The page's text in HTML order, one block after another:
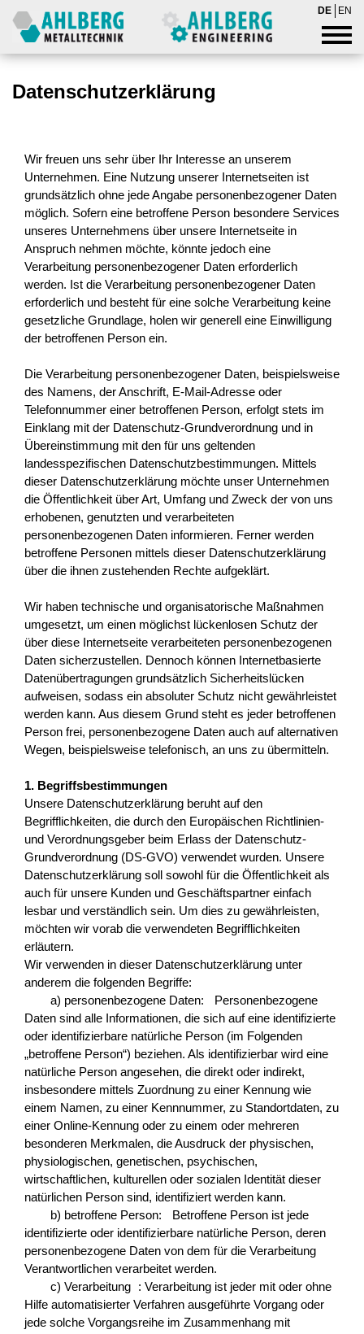
DE EN
Datenschutzerklärung
Wir freuen uns sehr über Ihr Interesse an unserem
Unternehmen. Eine Nutzung unserer Internetseiten ist
grundsätzlich ohne jede Angabe personenbezogener Daten
möglich. Sofern eine betroffene Person besondere Services
unseres Unternehmens über unsere Internetseite in
Anspruch nehmen möchte, könnte jedoch eine
Verarbeitung personenbezogener Daten erforderlich
werden. Ist die Verarbeitung personenbezogener Daten
erforderlich und besteht für eine solche Verarbeitung keine
gesetzliche Grundlage, holen wir generell eine Einwilligung
der betroffenen Person ein.
Die Verarbeitung personenbezogener Daten, beispielsweise
des Namens, der Anschrift, E-Mail-Adresse oder
Telefonnummer einer betroffenen Person, erfolgt stets im
Einklang mit der Datenschutz-Grundverordnung und in
Übereinstimmung mit den für uns geltenden
landesspezifischen Datenschutzbestimmungen. Mittels
dieser Datenschutzerklärung möchte unser Unternehmen
die Öffentlichkeit über Art, Umfang und Zweck der von uns
erhobenen, genutzten und verarbeiteten
personenbezogenen Daten informieren. Ferner werden
betroffene Personen mittels dieser Datenschutzerklärung
über die ihnen zustehenden Rechte aufgeklärt.
Wir haben technische und organisatorische Maßnahmen
umgesetzt, um einen möglichst lückenlosen Schutz der
über diese Internetseite verarbeiteten personenbezogenen
Daten sicherzustellen. Dennoch können Internetbasierte
Datenübertragungen grundsätzlich Sicherheitslücken
aufweisen, sodass ein absoluter Schutz nicht gewährleistet
werden kann. Aus diesem Grund steht es jeder betroffenen
Person frei, personenbezogene Daten auch auf alternativen
Wegen, beispielsweise telefonisch, an uns zu übermitteln.
1. Begriffsbestimmungen
Unsere Datenschutzerklärung beruht auf den
Begrifflichkeiten, die durch den Europäischen Richtlinien-
und Verordnungsgeber beim Erlass der Datenschutz-
Grundverordnung (DS-GVO) verwendet wurden. Unsere
Datenschutzerklärung soll sowohl für die Öffentlichkeit als
auch für unsere Kunden und Geschäftspartner einfach
lesbar und verständlich sein. Um dies zu gewährleisten,
möchten wir vorab die verwendeten Begrifflichkeiten
erläutern.
Wir verwenden in dieser Datenschutzerklärung unter
anderem die folgenden Begriffe:
a) personenbezogene Daten: Personenbezogene
Daten sind alle Informationen, die sich auf eine identifizierte
oder identifizierbare natürliche Person (im Folgenden
„betroffene Person“) beziehen. Als identifizierbar wird eine
natürliche Person angesehen, die direkt oder indirekt,
insbesondere mittels Zuordnung zu einer Kennung wie
einem Namen, zu einer Kennnummer, zu Standortdaten, zu
einer Online-Kennung oder zu einem oder mehreren
besonderen Merkmalen, die Ausdruck der physischen,
physiologischen, genetischen, psychischen,
wirtschaftlichen, kulturellen oder sozialen Identität dieser
natürlichen Person sind, identifiziert werden kann.
b) betroffene Person: Betroffene Person ist jede
identifizierte oder identifizierbare natürliche Person, deren
personenbezogene Daten von dem für die Verarbeitung
Verantwortlichen verarbeitet werden.
c) Verarbeitung : Verarbeitung ist jeder mit oder ohne
Hilfe automatisierter Verfahren ausgeführte Vorgang oder
jede solche Vorgangsreihe im Zusammenhang mit